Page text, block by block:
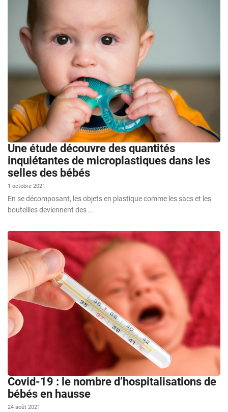
Une étude découvre des quantités
inquiétantes de microplastiques dans les
selles des bébés
1 octobre 2021
En se décomposant, les objets en plastique comme les sacs et les
bouteilles deviennent des …
Covid-19 : le nombre d’hospitalisations de
bébés en hausse
24 août 2021